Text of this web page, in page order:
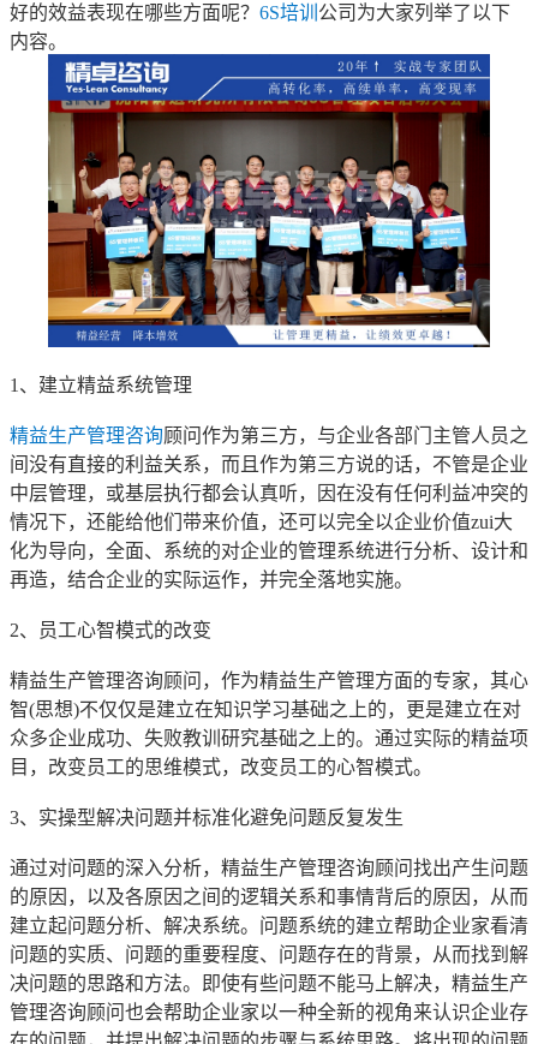
好的效益表现在哪些方面呢？ 6S培训 公司为大家列举了以下
内容。
1、建立精益系统管理
精益生产管理咨询顾问作为第三方，与企业各部门主管人员之
间没有直接的利益关系，而且作为第三方说的话，不管是企业
中层管理，或基层执行都会认真听，因在没有任何利益冲突的
情况下，还能给他们带来价值，还可以完全以企业价值zui大
化为导向，全面、系统的对企业的管理系统进行分析、设计和
再造，结合企业的实际运作，并完全落地实施。
2、员工心智模式的改变
精益生产管理咨询顾问，作为精益生产管理方面的专家，其心
智(思想)不仅仅是建立在知识学习基础之上的，更是建立在对
众多企业成功、失败教训研究基础之上的。通过实际的精益项
目，改变员工的思维模式，改变员工的心智模式。
3、实操型解决问题并标准化避免问题反复发生
通过对问题的深入分析，精益生产管理咨询顾问找出产生问题
的原因，以及各原因之间的逻辑关系和事情背后的原因，从而
建立起问题分析、解决系统。问题系统的建立帮助企业家看清
问题的实质、问题的重要程度、问题存在的背景，从而找到解
决问题的思路和方法。即使有些问题不能马上解决，精益生产
管理咨询顾问也会帮助企业家以一种全新的视角来认识企业存